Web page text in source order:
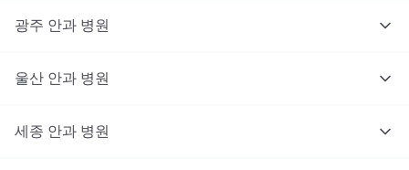
광주 안과 병원
울산 안과 병원
세종 안과 병원